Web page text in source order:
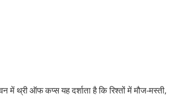
थ्री ऑफ कप्स यह दर्शाता है कि रिश्तों में मौज-मस्ती,